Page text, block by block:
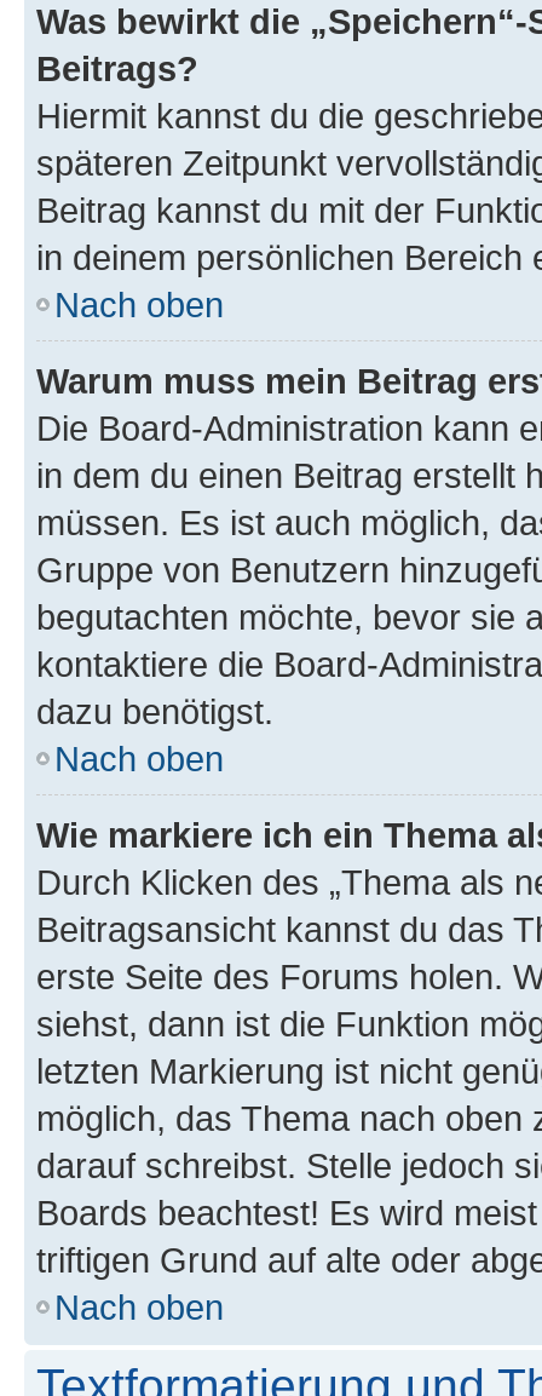
Was bewirkt die
Beitrags?
Hiermit kannst du die
späteren Zeitpunkt
Beitrag kannst du mit der
in deinem persönlichen Bereich
Nach oben
Warum muss mein Beitrag
Die Board-Administration kann
in dem du einen Beitrag erstellt
müssen. Es ist auch möglich,
Gruppe von Benutzern
begutachten möchte, bevor sie
kontaktiere die Board-
dazu benötigst.
Nach oben
Wie markiere ich ein Thema
Durch Klicken des „Thema als
Beitragsansicht kannst du das
erste Seite des Forums holen.
siehst, dann ist die Funktion
letzten Markierung ist nicht
möglich, das Thema nach oben
darauf schreibst. Stelle jedoch
Boards beachtest! Es wird
triftigen Grund auf alte oder
Nach oben